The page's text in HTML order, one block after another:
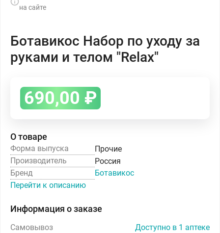
на сайте
Ботавикос Набор по уходу за
руками и телом "Relax"
690,00 ₽
О товаре
Форма выпуска
Прочие
Производитель
Россия
Бренд
Ботавикос
Перейти к описанию
Информация о заказе
Самовывоз Доступно в 1 аптеке